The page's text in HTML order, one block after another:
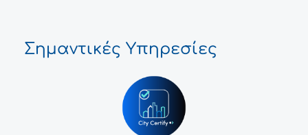
Σημαντικές Υπηρεσίες